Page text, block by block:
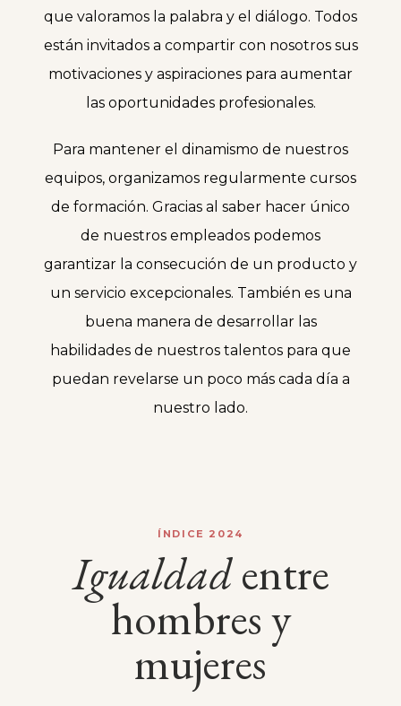
que valoramos la palabra y el diálogo. Todos
están invitados a compartir con nosotros sus
motivaciones y aspiraciones para aumentar
las oportunidades profesionales.
Para mantener el dinamismo de nuestros
equipos, organizamos regularmente cursos
de formación. Gracias al saber hacer único
de nuestros empleados podemos
garantizar la consecución de un producto y
un servicio excepcionales. También es una
buena manera de desarrollar las
habilidades de nuestros talentos para que
puedan revelarse un poco más cada día a
nuestro lado.
ÍNDICE 2024
Igualdadentre
hombres y
mujeres